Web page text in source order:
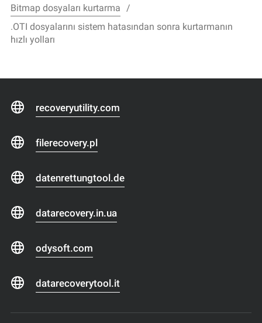
Bitmap dosyaları kurtarma
.OTI dosyalarını sistem hatasından sonra kurtarmanın
hızlı yolları
recoveryutility.com
filerecovery.pl
datenrettungtool.de
datarecovery.in.ua
odysoft.com
datarecoverytool.it